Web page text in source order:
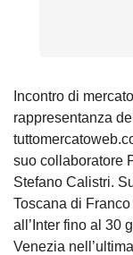
Incontro di
rappresentanza
suo collaboratore
Stefano Calistri.
Toscana di
all’Inter fino al 30
Venezia